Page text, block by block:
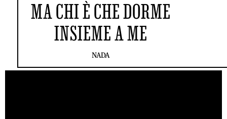
MA CHI È CHE DORME
INSIEME A ME
NADA